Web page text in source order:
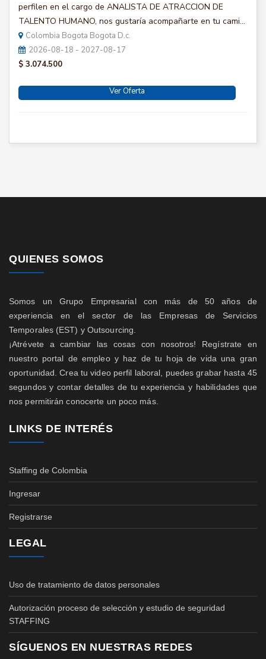
perfilen en el cargo de ANALISTA DE ATRACCION DE
TALENTO HUMANO, nos gustaría acompañarte en tu cami...
Colombia Bogota Bogota D.c.
2026-08-18 - 2027-08-17
$ 3.074.500
Ver Oferta
QUIENES SOMOS
Somos un Grupo Empresarial con más de 50 años de
experiencia en el sector de las Empresas de Servicios
Temporales (EST) y Outsourcing.
¡Atrévete a cambiar las cosas con nosotros! Regístrate en
nuestro portal de empleo y haz de tu hoja de vida una gran
oportunidad. Crea tu video perfil laboral, puedes grabar hasta 45
segundos y contar detalles de tu experiencia y habilidades que
nos permitirán conocerte un poco más.
LINKS DE INTERÉS
Staffing de Colombia
Ingresar
Registrarse
LEGAL
Uso de tratamiento de datos personales
Autorización proceso de selección y estudio de seguridad
STAFFING
SÍGUENOS EN NUESTRAS REDES